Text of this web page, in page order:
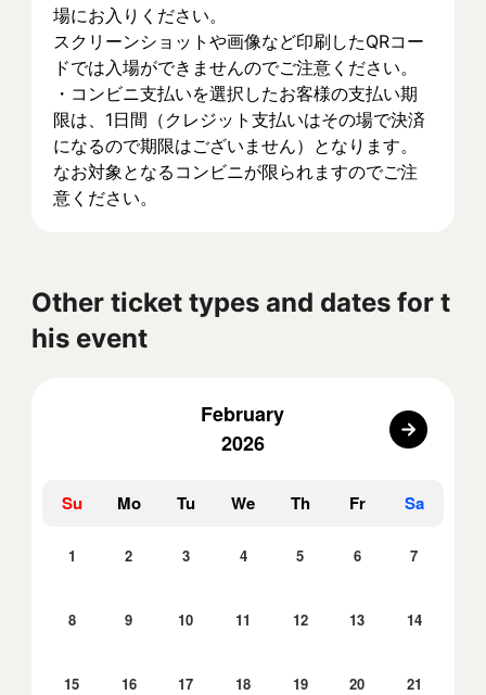
場にお入りください。
スクリーンショットや画像など印刷したQRコー
ドでは入場ができませんのでご注意ください。
・コンビニ支払いを選択したお客様の支払い期
限は、1日間（クレジット支払いはその場で決済
になるので期限はございません）となります。
なお対象となるコンビニが限られますのでご注
意ください。
Other ticket types and dates for t
his event
February
2026
Su Mo Tu We Th Fr Sa
1 2 3 4 5 6 7
8 9 10 11 12 13 14
15 16 17 18 19 20 21